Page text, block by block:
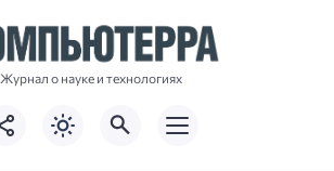
Журнал о науке и технологиях